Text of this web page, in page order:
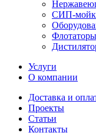
СИП-
Услуги
О компании
Доставка и
Проекты
Статьи
Контакты